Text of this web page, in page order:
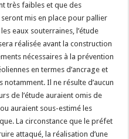
très faibles et que des
mis en place pour pallier
eaux souterraines, l’étude
réalisée avant la construction
nécessaires à la prévention
en termes d’ancrage et
Il ne résulte d’aucun
de l’étude auraient omis de
auraient sous-estimé les
La circonstance que le préfet
attaqué, la réalisation d’une